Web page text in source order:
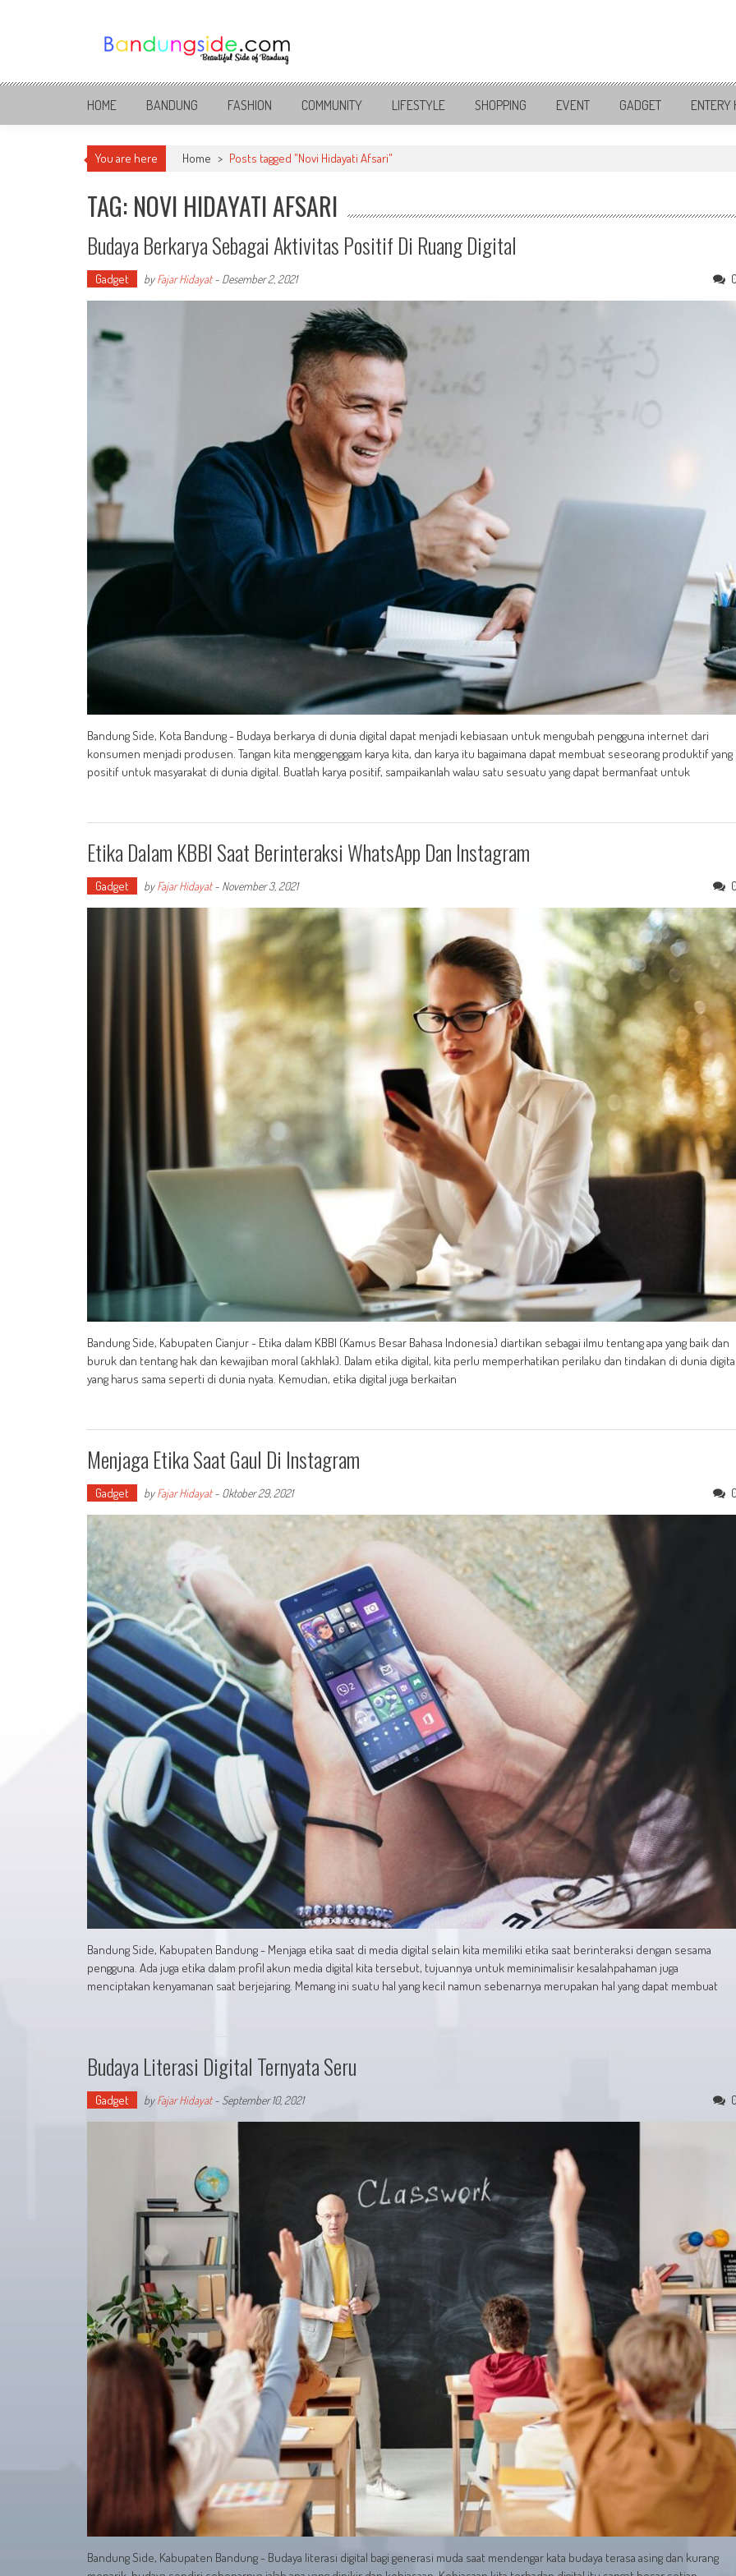
Bandung Side
Sisi Cantik Bandung
HOME BANDUNG FASHION COMMUNITY LIFESTYLE SHOPPING EVENT GADGET ENTERY
You are here Home > Posts tagged "Novi Hidayati Afsari"
TAG: NOVI HIDAYATI AFSARI
Budaya Berkarya Sebagai Aktivitas Positif Di Ruang Digital
Gadget byFajar Hidayat- Desember 2, 2021
Bandung Side, Kota Bandung - Budaya berkarya di dunia digital dapat menjadi kebiasaan untuk mengubah pengguna internet dari
konsumen menjadi produsen. Tangan kita menggenggam karya kita, dan karya itu bagaimana dapat membuat seseorang produktif yang
positif untuk masyarakat di dunia digital. Buatlah karya positif, sampaikanlah walau satu sesuatu yang dapat bermanfaat untuk
Etika Dalam KBBI Saat Berinteraksi WhatsApp Dan Instagram
Gadget byFajar Hidayat- November 3, 2021
Bandung Side, Kabupaten Cianjur - Etika dalam KBBI (Kamus Besar Bahasa Indonesia) diartikan sebagai ilmu tentang apa yang baik dan
buruk dan tentang hak dan kewajiban moral (akhlak). Dalam etika digital, kita perlu memperhatikan perilaku dan tindakan di dunia
yang harus sama seperti di dunia nyata. Kemudian, etika digital juga berkaitan
Menjaga Etika Saat Gaul Di Instagram
Gadget byFajar Hidayat- Oktober 29, 2021
Bandung Side, Kabupaten Bandung - Menjaga etika saat di media digital selain kita memiliki etika saat berinteraksi dengan sesama
pengguna. Ada juga etika dalam profil akun media digital kita tersebut, tujuannya untuk meminimalisir kesalahpahaman juga
menciptakan kenyamanan saat berjejaring. Memang ini suatu hal yang kecil namun sebenarnya merupakan hal yang dapat membuat
Budaya Literasi Digital Ternyata Seru
Gadget byFajar Hidayat- September 10, 2021
Bandung Side, Kabupaten Bandung - Budaya literasi digital bagi generasi muda saat mendengar kata budaya terasa asing dan kurang